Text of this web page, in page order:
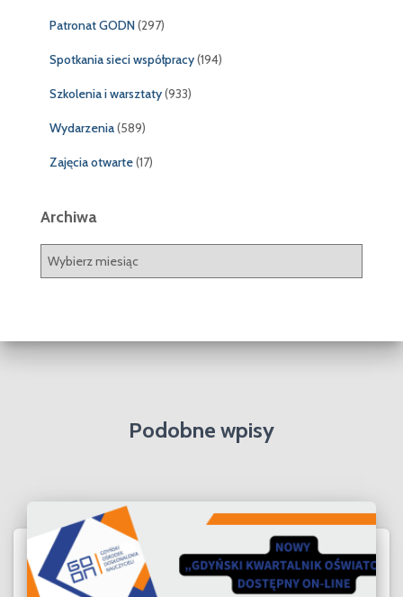
Patronat GODN(297)
Spotkania sieci współpracy(194)
Szkolenia i warsztaty(933)
Wydarzenia(589)
Zajęcia otwarte(17)
Archiwa
w
Podobne wpisy